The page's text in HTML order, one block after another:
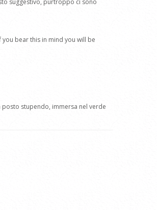
suggestivo, purtroppo ci sono
bear this in mind you will be
stupendo, immersa nel verde